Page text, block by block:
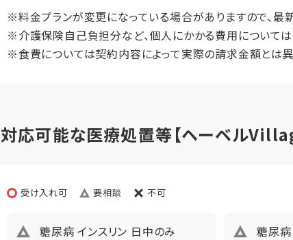
定員 2
月額利用料内訳
家賃
管理費
その他事項
居室広さ
※料金プランが変更になっている場合がありますので、最
※介護保険自己負担分など、個人にかかる費用について
※食費については契約内容によって実際の請求金額とは
対応可能な医療処置等【ヘーベル
受け入れ可 要相談 不可
糖尿病 インスリン 日中のみ 糖尿病